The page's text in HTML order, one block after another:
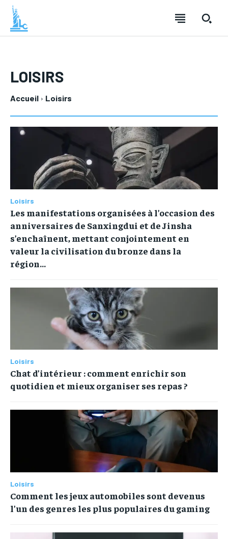
TECHNOLOGIE
SANTÉ
MODE
FINANCE
VOYAGE
CUISINE
SPORT
ENTREPRISE
TECHNOLOGIE
SANTÉ
MODE
FINANCE
VOYAGE
CUISINE
SPORT
ENTREPRISE
LOISIRS
Accueil Loisirs
Loisirs
Les manifestations organisées à l’occasion des
anniversaires de Sanxingdui et de Jinsha
s’enchaînent, mettant conjointement en
valeur la civilisation du bronze dans la
région...
Loisirs
Chat d’intérieur : comment enrichir son
quotidien et mieux organiser ses repas ?
Loisirs
Comment les jeux automobiles sont devenus
l’un des genres les plus populaires du gaming